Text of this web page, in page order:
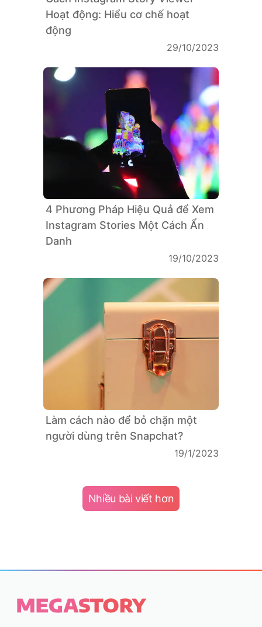
Hoạt động: Hiểu cơ chế hoạt
động
29/10/2023
4 Phương Pháp Hiệu Quả để Xem
Instagram Stories Một Cách Ẩn
Danh
19/10/2023
Làm cách nào để bỏ chặn một
người dùng trên Snapchat?
19/1/2023
Nhiều bài viết hơn